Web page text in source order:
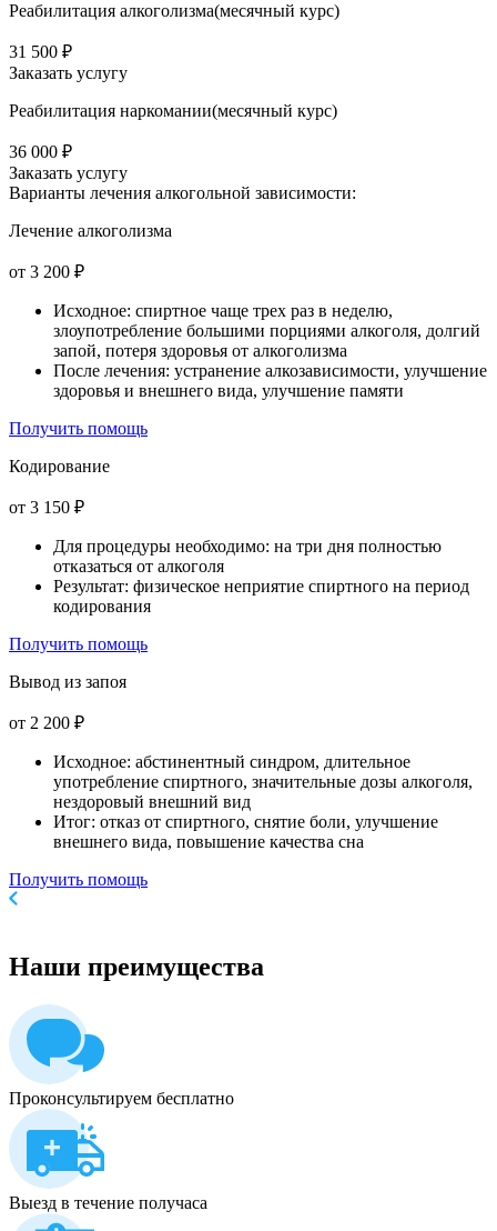
Реабилитация алкоголизма(месячный курс)
31 500 ₽
Заказать услугу
Реабилитация наркомании(месячный курс)
36 000 ₽
Заказать услугу
Варианты лечения алкогольной зависимости:
Лечение алкоголизма
от 3 200 ₽
Исходное: спиртное чаще трех раз в неделю,
злоупотребление большими порциями алкоголя, долгий
запой, потеря здоровья от алкоголизма
После лечения: устранение алкозависимости, улучшение
здоровья и внешнего вида, улучшение памяти
Получить помощь
Кодирование
от 3 150 ₽
Для процедуры необходимо: на три дня полностью
отказаться от алкоголя
Результат: физическое неприятие спиртного на период
кодирования
Получить помощь
Вывод из запоя
от 2 200 ₽
Исходное: абстинентный синдром, длительное
употребление спиртного, значительные дозы алкоголя,
нездоровый внешний вид
Итог: отказ от спиртного, снятие боли, улучшение
внешнего вида, повышение качества сна
Получить помощь
Наши преимущества
Проконсультируем бесплатно
Выезд в течение получаса